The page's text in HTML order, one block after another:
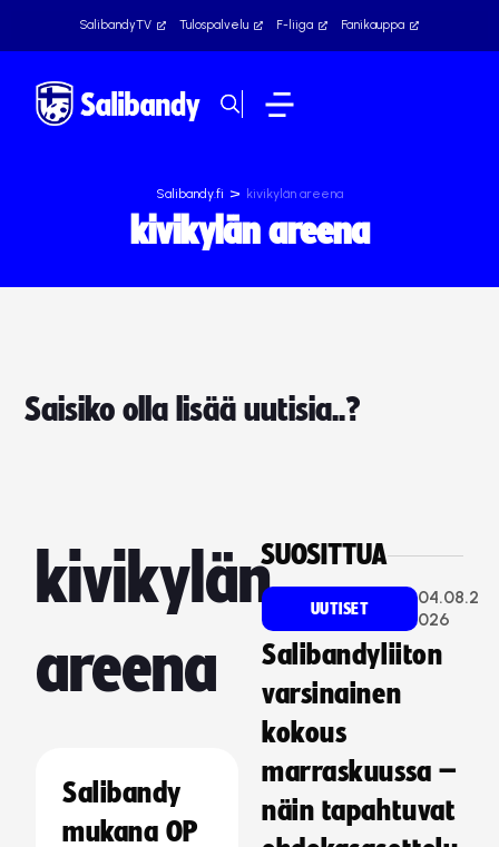
SalibandyTV Tulospalvelu F-liiga Fanikauppa
Salibandy.fi > kivikylän areena
kivikylän areena
Saisiko olla lisää uutisia..?
kivikylän
areena
Salibandy
mukana OP
SUOSITTUA
UUTISET
04.08.2
026
Salibandyliiton
varsinainen
kokous
marraskuussa –
näin tapahtuvat